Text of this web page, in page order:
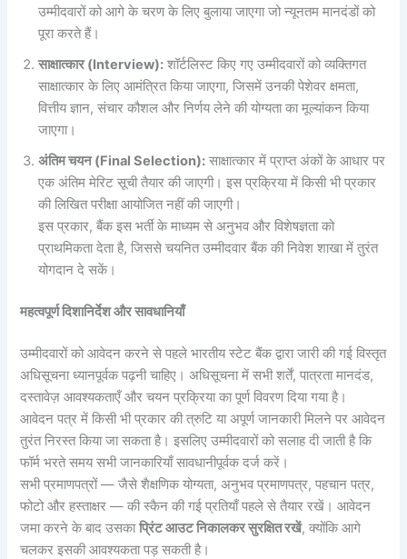
उम्मीदवारों को आगे के चरण के लिए बुलाया जाएगा जो न्यूनतम मानदंडों को
पूरा करते हैं।
साक्षात्कार (Interview): शॉर्टलिस्ट किए गए उम्मीदवारों को व्यक्तिगत
साक्षात्कार के लिए आमंत्रित किया जाएगा, जिसमें उनकी पेशेवर क्षमता,
वित्तीय ज्ञान, संचार कौशल और निर्णय लेने की योग्यता का मूल्यांकन किया
जाएगा।
अंतिम चयन (Final Selection): साक्षात्कार में प्राप्त अंकों के आधार पर
एक अंतिम मेरिट सूची तैयार की जाएगी। इस प्रक्रिया में किसी भी प्रकार
की लिखित परीक्षा आयोजित नहीं की जाएगी।
इस प्रकार, बैंक इस भर्ती के माध्यम से अनुभव और विशेषज्ञता को
प्राथमिकता देता है, जिससे चयनित उम्मीदवार बैंक की निवेश शाखा में तुरंत
योगदान दे सकें।
महत्वपूर्ण दिशानिर्देश और सावधानियाँ
उम्मीदवारों को आवेदन करने से पहले भारतीय स्टेट बैंक द्वारा जारी की गई विस्तृत
अधिसूचना ध्यानपूर्वक पढ़नी चाहिए। अधिसूचना में सभी शर्तें, पात्रता मानदंड,
दस्तावेज़ आवश्यकताएँ और चयन प्रक्रिया का पूर्ण विवरण दिया गया है।
आवेदन पत्र में किसी भी प्रकार की त्रुटि या अपूर्ण जानकारी मिलने पर आवेदन
तुरंत निरस्त किया जा सकता है। इसलिए उम्मीदवारों को सलाह दी जाती है कि
फॉर्म भरते समय सभी जानकारियाँ सावधानीपूर्वक दर्ज करें।
सभी प्रमाणपत्रों — जैसे शैक्षणिक योग्यता, अनुभव प्रमाणपत्र, पहचान पत्र,
फोटो और हस्ताक्षर — की स्कैन की गई प्रतियाँ पहले से तैयार रखें। आवेदन
जमा करने के बाद उसकाप्रिंट आउट निकालकर सुरक्षित रखें, क्योंकि आगे
चलकर इसकी आवश्यकता पड़ सकती है।